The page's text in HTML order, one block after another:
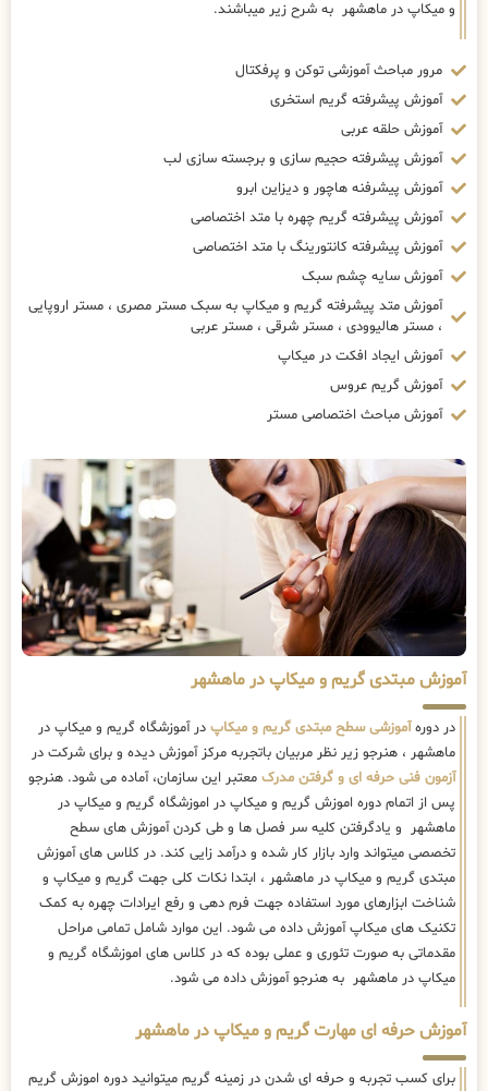
و میکاپ در ماهشهر به شرح زیر میباشند.
مرور مباحث آموزشی توکن و پرفکتال
آموزش پیشرفته گریم استخری
آموزش حلقه عربی
آموزش پیشرفته حجیم سازی و برجسته سازی لب
آموزش پیشرفنه هاچور و دیزاین ابرو
آموزش پیشرفته گریم چهره با متد اختصاصی
آموزش پیشرفته کانتورینگ با متد اختصاصی
آموزش سایه چشم سبک
آموزش متد پیشرفته گریم و میکاپ به سبک مستر مصری ، مستر اروپایی
، مستر هالیوودی ، مستر شرقی ، مستر عربی
آموزش ایجاد افکت در میکاپ
آموزش گریم عروس
آموزش مباحث اختصاصی مستر
آموزش مبتدی گریم و میکاپ در ماهشهر
در دورهآموزشی سطح مبتدی گریم و میکاپ در آموزشگاه گریم و میکاپ در
ماهشهر ، هنرجو زیر نظر مربیان باتجربه مرکز آموزش دیده و برای شرکت در
آزمون فنی حرفه ای و گرفتن مدرک معتبر این سازمان، آماده می شود. هنرجو
پس از اتمام دوره اموزش گریم و میکاپ در اموزشگاه گریم و میکاپ در
ماهشهر و یادگرفتن کلیه سر فصل ها و طی کردن آموزش های سطح
تخصصی میتواند وارد بازار کار شده و درآمد زایی کند. در کلاس های آموزش
مبتدی گریم و میکاپ در ماهشهر ، ابتدا نکات کلی جهت گریم و میکاپ و
شناخت ابزارهای مورد استفاده جهت فرم دهی و رفع ایرادات چهره به کمک
تکنیک های میکاپ آموزش داده می شود. این موارد شامل تمامی مراحل
مقدماتی به صورت تئوری و عملی بوده که در کلاس های اموزشگاه گریم و
میکاپ در ماهشهر به هنرجو آموزش داده می شود.
آموزش حرفه ای مهارت گریم و میکاپ در ماهشهر
برای کسب تجربه و حرفه ای شدن در زمینه گریم میتوانید دوره اموزش گریم